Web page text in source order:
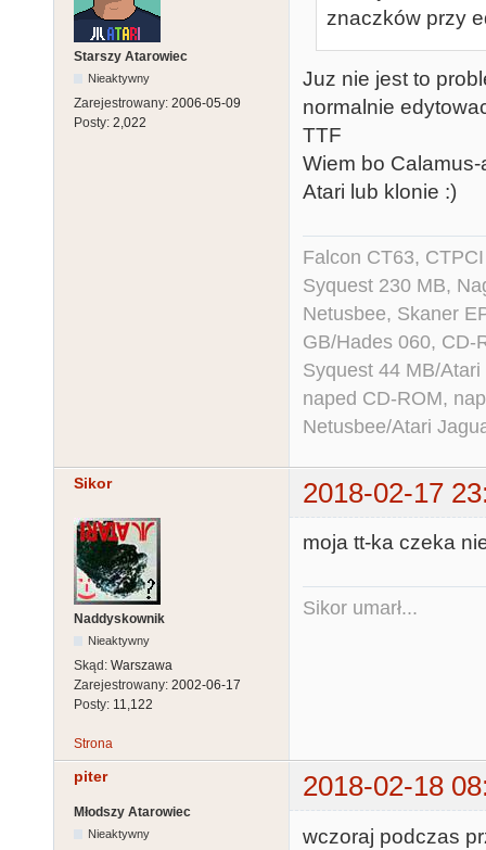
Starszy Atarowiec
Nieaktywny
Zarejestrowany: 2006-05-09
Posty: 2,022
znaczków przy
Juz nie jest to
normalnie
TTF
Wiem bo
Atari lub klonie :)
Falcon CT63,
Syquest 230 MB,
Netusbee, Skaner
GB/Hades 060, CD-
Syquest 44 MB/
naped CD-ROM,
Netusbee/Atari
Sikor 2018-02-17
Naddyskownik
Nieaktywny
Skąd: Warszawa
Zarejestrowany: 2002-06-17
Posty: 11,122
moja tt-ka czeka
Sikor umarł...
Strona
piter 2018-02-18
Młodszy Atarowiec
Nieaktywny
wczoraj podczas